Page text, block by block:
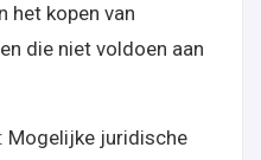
het kopen van
die niet voldoen aan
: Mogelijke juridische